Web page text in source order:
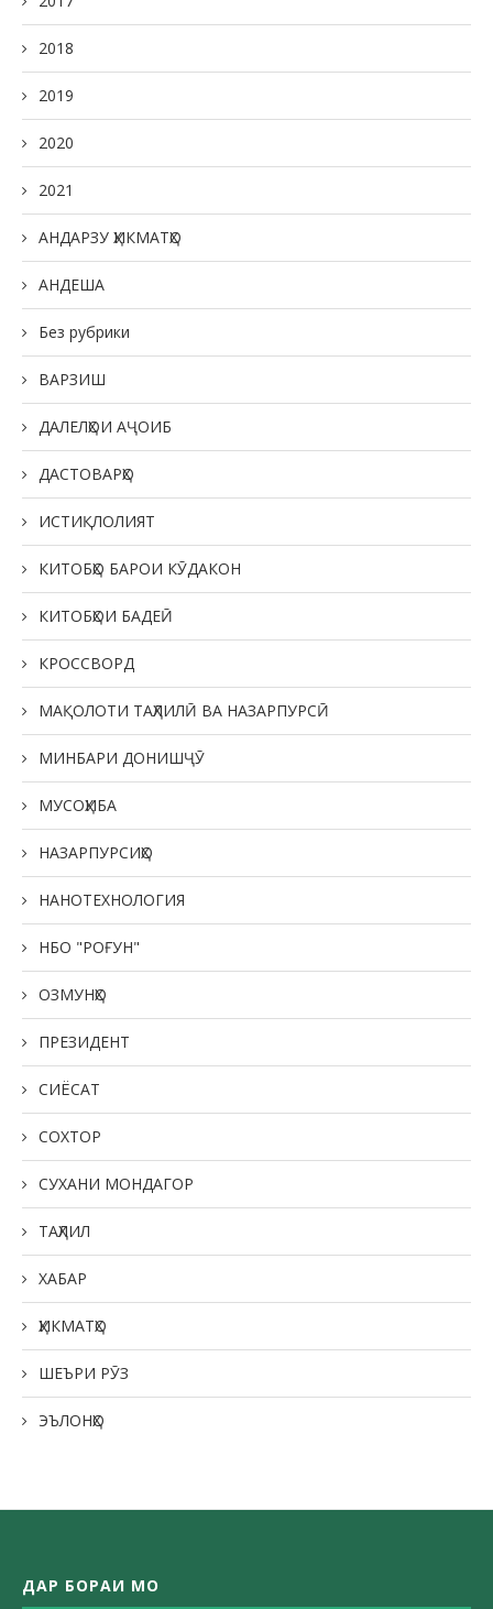
2018
2019
2020
2021
АНДАРЗУ ҲИКМАТҲО
АНДЕША
Без рубрики
ВАРЗИШ
ДАЛЕЛҲОИ АҶОИБ
ДАСТОВАРҲО
ИСТИҚЛОЛИЯТ
КИТОБҲО БАРОИ КӮДАКОН
КИТОБҲОИ БАДЕӢ
КРОССВОРД
МАҚОЛОТИ ТАҲЛИЛӢ ВА НАЗАРПУРСӢ
МИНБАРИ ДОНИШҶӮ
МУСОҲИБА
НАЗАРПУРСИҲО
НАНОТЕХНОЛОГИЯ
НБО "РОҒУН"
ОЗМУНҲО
ПРЕЗИДЕНТ
СИЁСАТ
СОХТОР
СУХАНИ МОНДАГОР
ТАҲЛИЛ
ХАБАР
ҲИКМАТҲО
ШЕЪРИ РӮЗ
ЭЪЛОНҲО
ДАР БОРАИ МО